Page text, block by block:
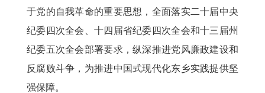
于党的自我革命的重要思想，全面落实二十届中央
纪委四次全会、十四届省纪委四次全会和十三届州
纪委五次全会部署要求，纵深推进党风廉政建设和
反腐败斗争，为推进中国式现代化东乡实践提供坚
强保障。